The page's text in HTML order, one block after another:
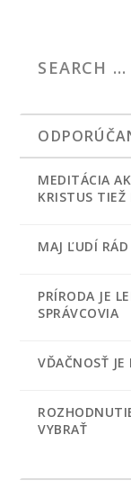
MEDITÁCIA
KRISTUS TIEŽ
MAJ ĽUDÍ
PRÍRODA JE
SPRÁVCOVIA
VĎAČNOSŤ JE
VYBRAŤ